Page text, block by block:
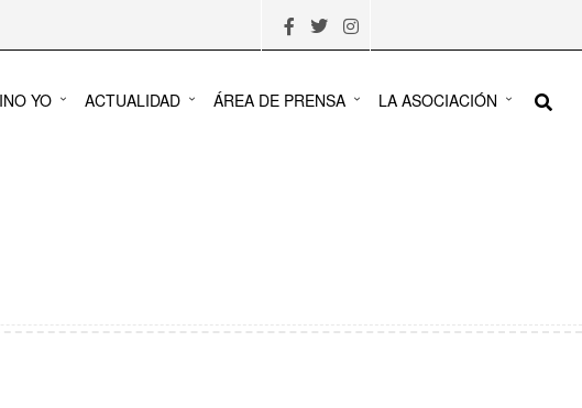
YO ACTUALIDAD ÁREA DE PRENSA LA ASOCIACIÓN